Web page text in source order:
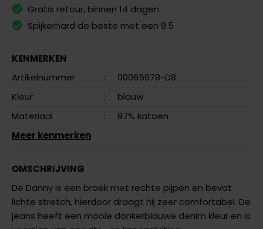
Gratis retour, binnen 14 dagen
Spijkerhard de beste met een 9.5
KENMERKEN
Artikelnummer
:
00065978-D8
Kleur
:
blauw
Materiaal
:
97% katoen
Meer kenmerken
OMSCHRIJVING
De Danny is een broek met rechte pijpen en bevat
lichte stretch, hierdoor draagt hij zeer comfortabel. De
jeans heeft een mooie donkerblauwe denim kleur en is